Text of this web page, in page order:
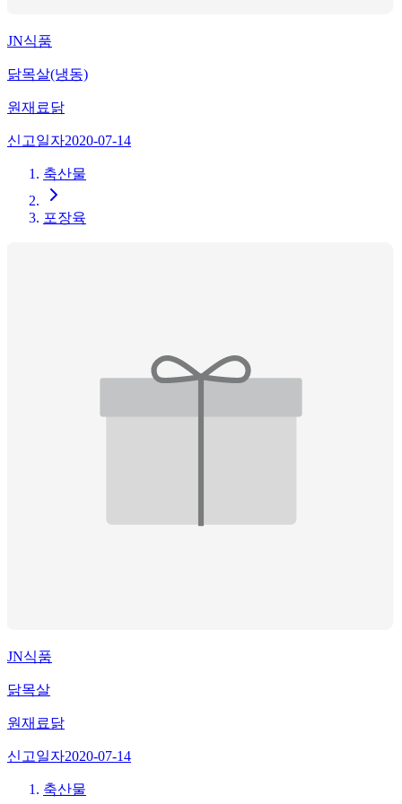
JN식품
닭목살(냉동)
원재료닭
신고일자2020-07-14
축산물
포장육
JN식품
닭목살
원재료닭
신고일자2020-07-14
축산물